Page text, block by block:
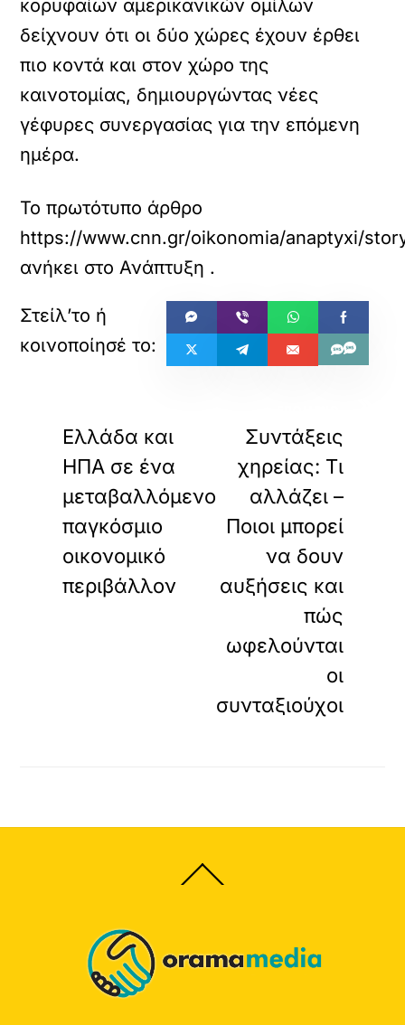
κορυφαίων αμερικανικών ομίλων
δείχνουν ότι οι δύο χώρες έχουν έρθει
πιο κοντά και στον χώρο της
καινοτομίας, δημιουργώντας νέες
γέφυρες συνεργασίας για την επόμενη
ημέρα.
Το πρωτότυπο άρθρο
https://www.cnn.gr/oikonomia/anaptyxi/
ανήκει στοΑνάπτυξη .
Ελλάδα και
ΗΠΑ σε ένα
μεταβαλλόμενο
παγκόσμιο
οικονομικό
περιβάλλον
Συντάξεις
χηρείας: Τι
αλλάζει –
Ποιοι μπορεί
να δουν
αυξήσεις και
πώς
ωφελούνται
οι
συνταξιούχοι
Back
To